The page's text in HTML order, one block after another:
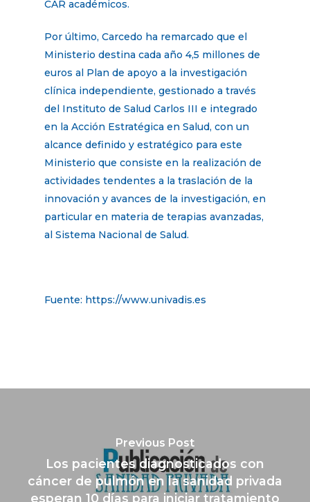
CAR académicos.
Por último, Carcedo ha remarcado que el
Ministerio destina cada año 4,5 millones de
euros al Plan de apoyo a la investigación
clínica independiente, gestionado a través
del Instituto de Salud Carlos III e integrado
en la Acción Estratégica en Salud, con un
alcance definido y estratégico para este
Ministerio que consiste en la realización de
actividades tendentes a la traslación de la
innovación y avances de la investigación, en
particular en materia de terapias avanzadas,
al Sistema Nacional de Salud.
Fuente: https://www.univadis.es
Previous Post
Los pacientes diagnosticados con
cáncer de pulmón en la sanidad privada
esperan 10 días para iniciar tratamiento